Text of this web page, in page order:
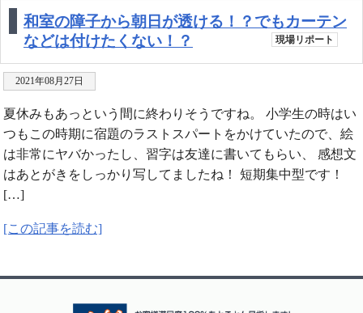
和室の障子から朝日が透ける！？でもカーテン
などは付けたくない！？
現場リポート
2021年08月27日
夏休みもあっという間に終わりそうですね。 小学生の時はい
つもこの時期に宿題のラストスパートをかけていたので、絵
は非常にヤバかったし、習字は友達に書いてもらい、 感想文
はあとがきをしっかり写してましたね！ 短期集中型です！
[…]
[この記事を読む]